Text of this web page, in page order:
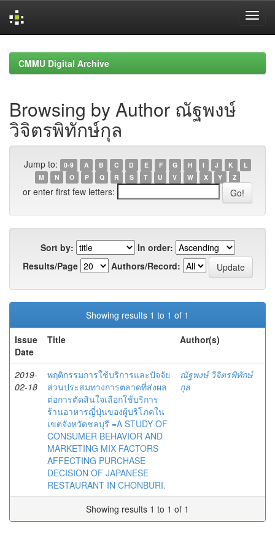
navigationCMMU Digital Archive
Browsing by Author ณัฐพงษ์
วิจิตรพิทักษ์กุล
Jump to: 0-9 A B C D E F G H I J K
L
M
N O P Q R S T U V W X Y Z
or enter first few letters:
Sort by:
In order:
Results/Page
Authors/Record:
Showing results 1 to 1 of 1
Issue
Date
Title Author(s)
2019-
02-18
พฤติกรรมการใช้บริการและปัจจัย
ส่วนประสมทางการตลาดที่ส่งผล
ต่อการตัดสินใจเลือกใช้บริการ
ร้านอาหารญี่ปุ่นของผู้บริโภคใน
เขตจังหวัดชลบุรี =A STUDY OF
CONSUMER BEHAVIOR AND
MARKETING MIX FACTORS
AFFECTING PURCHASE
DECISION OF JAPANESE
RESTAURANT IN CHONBURI.
ณัฐพงษ์ วิจิตรพิทักษ์
กุล
Showing results 1 to 1 of 1